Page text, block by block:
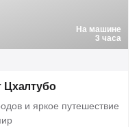
На машине
3 часа
и яркое путешествие